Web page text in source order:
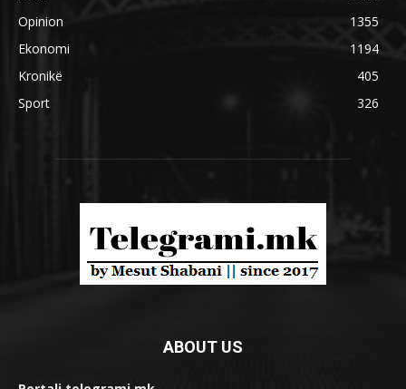
Opinion
1355
Ekonomi
1194
Kronikë
405
Sport
326
ABOUT US